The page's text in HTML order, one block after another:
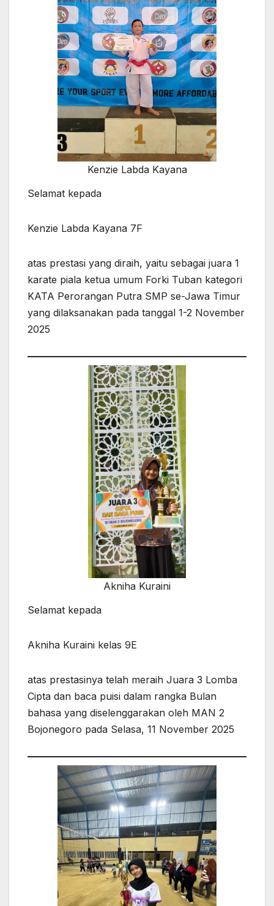
Kenzie Labda Kayana
Selamat kepada
Kenzie Labda Kayana 7F
atas prestasi yang diraih, yaitu sebagai juara 1
karate piala ketua umum Forki Tuban kategori
KATA Perorangan Putra SMP se-Jawa Timur
yang dilaksanakan pada tanggal 1-2 November
2025
Akniha Kuraini
Selamat kepada
Akniha Kuraini kelas 9E
atas prestasinya telah meraih Juara 3 Lomba
Cipta dan baca puisi dalam rangka Bulan
bahasa yang diselenggarakan oleh MAN 2
Bojonegoro pada Selasa, 11 November 2025